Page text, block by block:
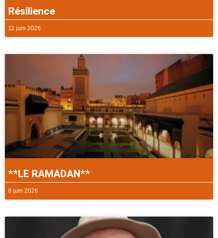
Résilience
11 juin 2026
**LE RAMADAN**
8 juin 2026